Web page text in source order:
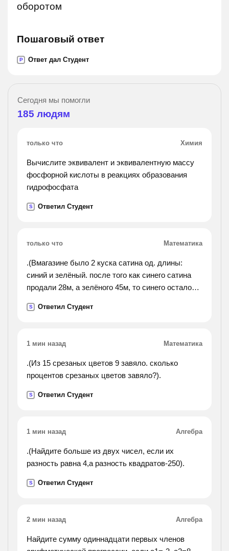
оборотом
Пошаговый ответ
P Ответ дал Студент
Сегодня мы помогли
185 людям
только что Химия
Вычислите эквивалент и эквивалентную массу
фосфорной кислоты в реакциях образования
гидрофосфата
S Ответил Студент
только что Математика
.(Вмагазине было 2 куска сатина од. длины:
синий и зелёный. после того как синего сатина
продали 28м, а зелёного 45м, то синего осталось
первоночально?).
S Ответил Студент
1 мин назад Математика
.(Из 15 срезаных цветов 9 завяло. сколько
процентов срезаных цветов завяло?).
S Ответил Студент
1 мин назад Алгебра
.(Найдите больше из двух чисел, если их
разность равна 4,а разность квадратов-250).
S Ответил Студент
2 мин назад Алгебра
Найдите сумму одиннадцати первых членов